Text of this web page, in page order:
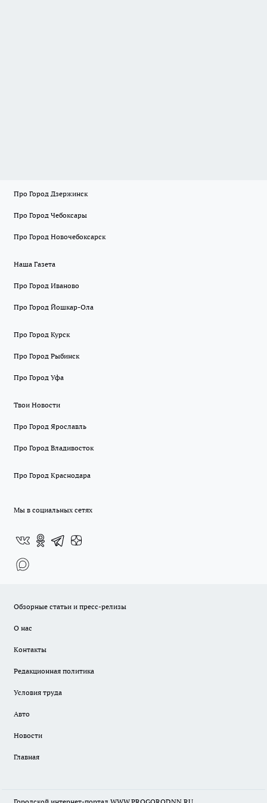
Про Город Дзержинск
Про Город Чебоксары
Про Город Новочебоксарск
Наша Газета
Про Город Иваново
Про Город Йошкар-Ола
Про Город Курск
Про Город Рыбинск
Про Город Уфа
Твои Новости
Про Город Ярославль
Про Город Владивосток
Про Город Краснодара
Мы в социальных сетях
Обзорные статьи и пресс-релизы
О нас
Контакты
Редакционная политика
Условия труда
Авто
Новости
Главная